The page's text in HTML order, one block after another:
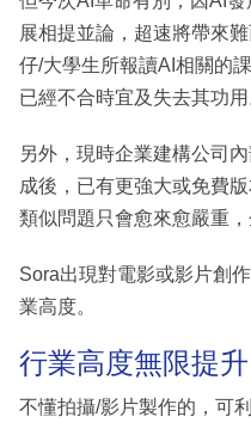
展相提並論，超速將帶來
仔/大學生所報讀AI相關的
已經不合時宜及失去其功用
另外，現時企業建構公司
成後，已有更強大或免費
類似問題只會愈來愈嚴重
Sora出現對電影或影片創
業高度。
行業高度無限提升
不懂拍攝/影片製作的，可